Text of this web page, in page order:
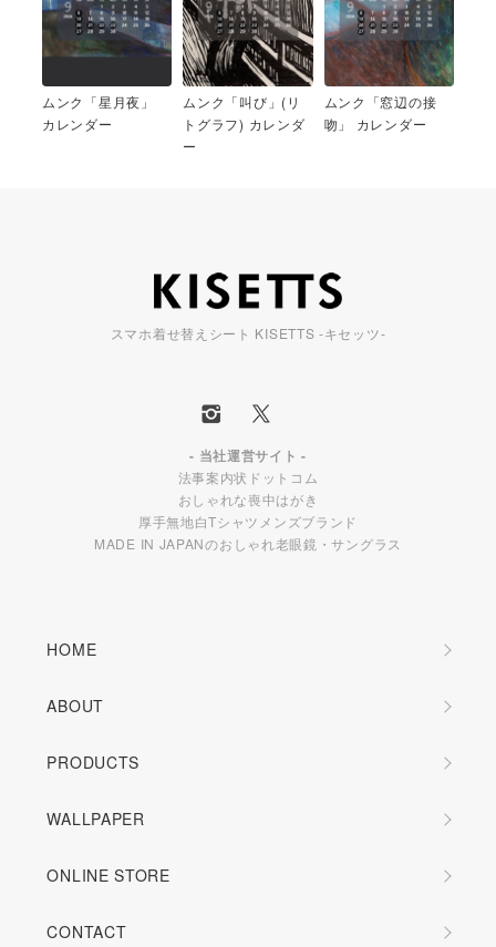
ムンク「星月夜」
カレンダー
ムンク「叫び」(リ
トグラフ) カレンダ
ー
ムンク「窓辺の接
吻」 カレンダー
スマホ着せ替えシート KISETTS -キセッツ-
- 当社運営サイト -
法事案内状ドットコム
おしゃれな喪中はがき
厚手無地白Tシャツメンズブランド
MADE IN JAPANのおしゃれ老眼鏡・サングラス
HOME
ABOUT
PRODUCTS
WALLPAPER
ONLINE STORE
CONTACT